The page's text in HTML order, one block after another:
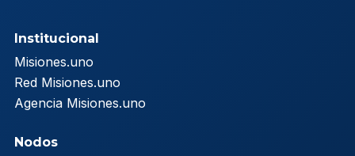
Institucional
Misiones.uno
Red Misiones.uno
Agencia Misiones.uno
Nodos